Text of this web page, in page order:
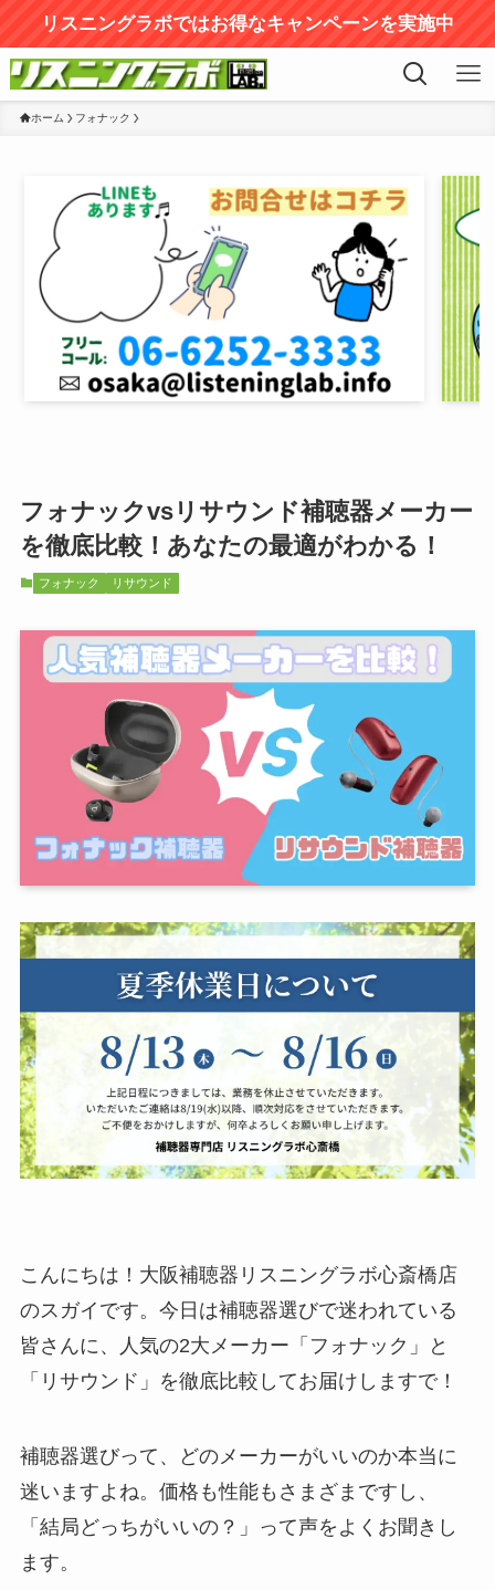
リスニングラボではお得なキャンペーンを実施中
ホーム フォナック
フォナックvsリサウンド補聴器メーカー
を徹底比較！あなたの最適がわかる！
フォナック リサウンド
こんにちは！大阪補聴器リスニングラボ心斎橋店
のスガイです。今日は補聴器選びで迷われている
皆さんに、人気の2大メーカー「フォナック」と
「リサウンド」を徹底比較してお届けしますで！
補聴器選びって、どのメーカーがいいのか本当に
迷いますよね。価格も性能もさまざまですし、
「結局どっちがいいの？」って声をよくお聞きし
ます。